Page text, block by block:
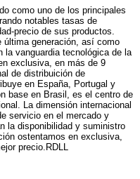
como uno de los principales
notables tasas de
precio de sus productos.
última generación, así como
vanguardia tecnológica de la
exclusiva, en más de 9
de distribuición de
en España, Portugal y
base en Brasil, es el centro de
La dimensión internacional
servicio en el mercado y
la disponibilidad y suministro
ostentamos en exclusiva,
precio.RDLL